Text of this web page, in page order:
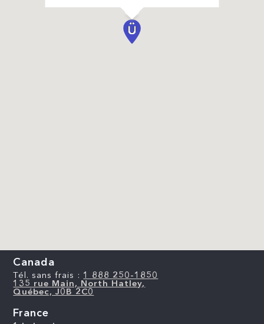
Canada
Tél. sans frais : 1 888 250-1850
135 rue Main, North Hatley,
Québec, J0B 2C0
France